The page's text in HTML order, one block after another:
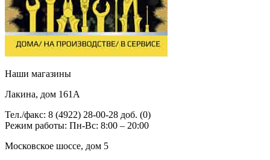
Наши магазины
Лакина, дом 161А
Тел./факс: 8 (4922) 28-00-28 доб. (0)
Режим работы: Пн-Вс: 8:00 – 20:00
Московское шоссе, дом 5